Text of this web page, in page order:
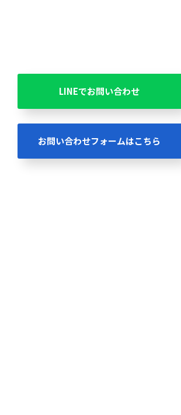
LINEでお問い合わせ
お問い合わせフォームはこちら